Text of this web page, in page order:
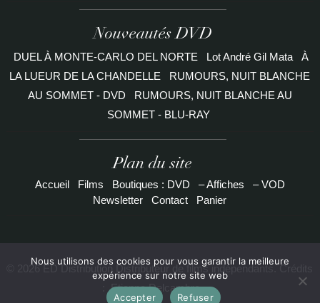
Nouveautés DVD
DUEL À MONTE-CARLO DEL NORTE Lot André Gil Mata
À
LA LUEUR DE LA CHANDELLE
RUMOURS, NUIT BLANCHE
AU SOMMET - DVD
RUMOURS, NUIT BLANCHE AU
SOMMET - BLU-RAY
Plan du site
Accueil Films Boutiques : DVD – Affiches
– VOD
Newsletter
Contact Panier
© 2026 ED Distribution Distributeur de films indépendants. Crédits
Etienne Delcambre
Nous utilisons des cookies pour vous garantir la meilleure
expérience sur notre site web
Accepter
Refuser